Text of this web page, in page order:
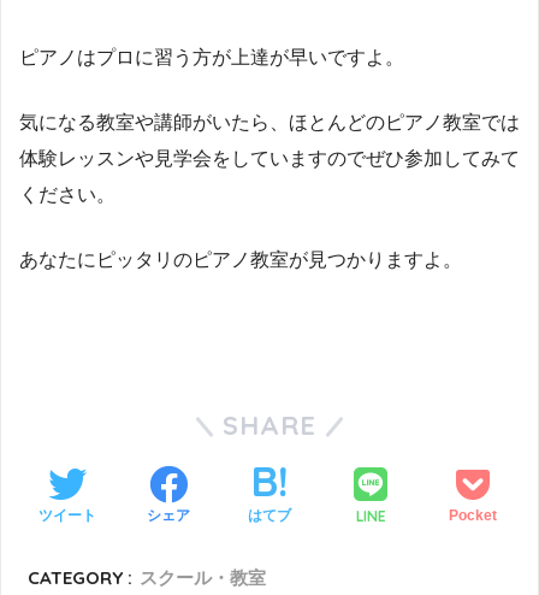
ピアノはプロに習う方が上達が早いですよ。
気になる教室や講師がいたら、ほとんどのピアノ教室では
体験レッスンや見学会をしていますのでぜひ参加してみて
ください。
あなたにピッタリのピアノ教室が見つかりますよ。
SHARE
ツイート シェア はてブ LINE Pocket
CATEGORY : スクール・教室